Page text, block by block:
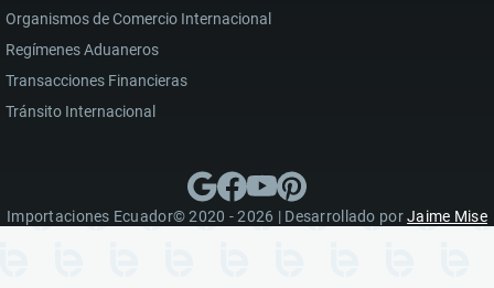
Organismos de Comercio Internacional
Regímenes Aduaneros
Transacciones Financieras
Tránsito Internacional
Importaciones Ecuador© 2020 - 2026 | Desarrollado porJaime Mise